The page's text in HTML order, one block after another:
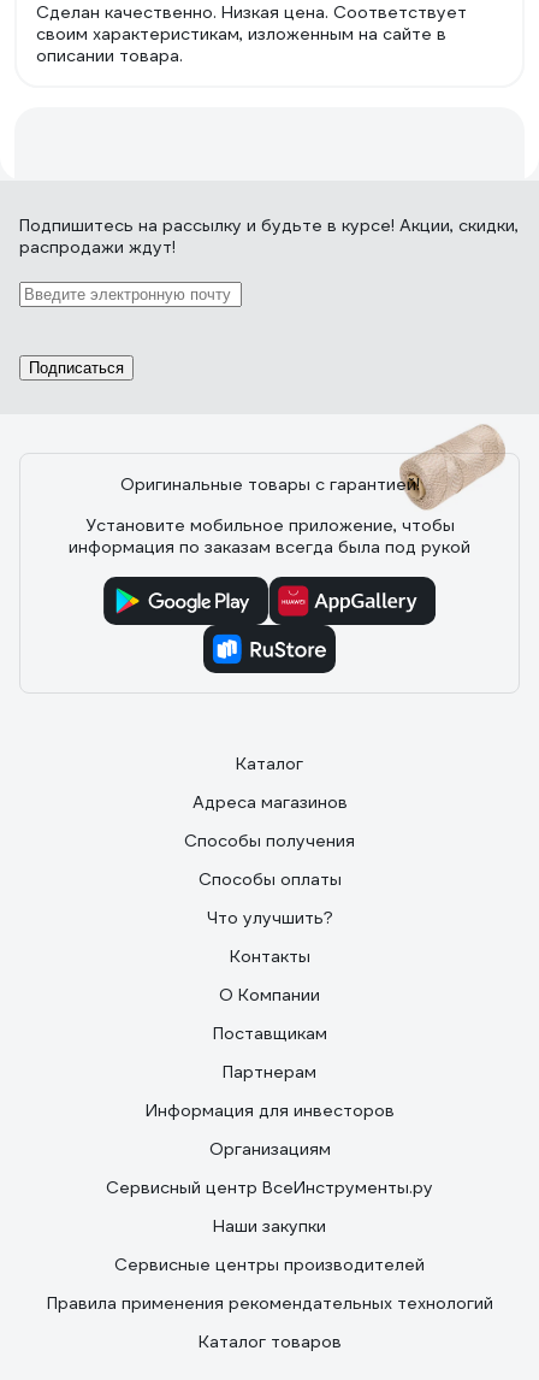
Сделан качественно. Низкая цена. Соответствует
своим характеристикам, изложенным на сайте в
описании товара.
Крепкая
Отзыв о Лавсановая нить truEnergy 0,8
мм, двухцветная, белый/бежевый, бобина
500 м 12853
Подпишитесь на рассылку и будьте в курсе! Акции, скидки,
распродажи ждут!
Подписаться
Оригинальные товары с гарантией!
Установите мобильное приложение, чтобы
информация по заказам всегда была под рукой
Каталог
Адреса магазинов
Способы получения
Способы оплаты
Что улучшить?
Контакты
О Компании
Поставщикам
Партнерам
Информация для инвесторов
Организациям
Сервисный центр ВсеИнструменты.ру
Наши закупки
Сервисные центры производителей
Правила применения рекомендательных технологий
Каталог товаров